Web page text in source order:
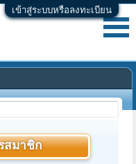
เข้าสู่ระบบหรือลงทะเบียน
สมาชิก